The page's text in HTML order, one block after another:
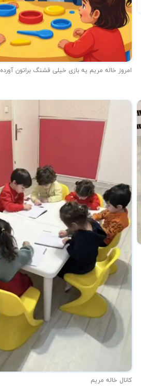
امروز خاله مریم یه بازی خیلی قشنگ براتون آورده
کانال خاله مریم